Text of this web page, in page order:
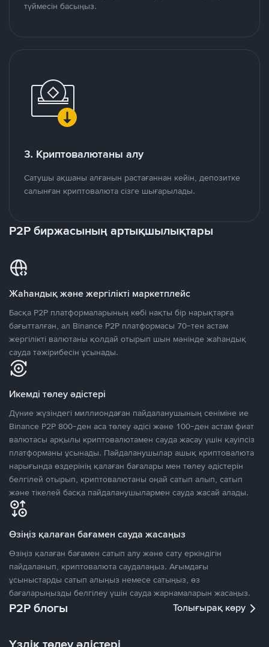
түймесін басыңыз.
3. Криптовалютаны алу
Сатушы ақшаны алғанын растағаннан кейін, депозитке
салынған криптовалюта сізге шығарылады.
P2P биржасының артықшылықтары
Жаһандық және жергілікті маркетплейс
Басқа P2P платформаларының көбі нақты бір нарықтарға
бағытталған, ал Binance P2P платформасы 70-тен астам
жергілікті валютаны қолдай отырып шын мәнінде жаһандық
сауда тәжірибесін ұсынады.
Икемді төлеу әдістері
Дүние жүзіндегі миллиондаған пайдаланушының сеніміне ие
Binance P2P 800-ден аса төлеу әдісі және 100-ден астам фиат
валютасы арқылы криптовалютамен сауда жасау үшін қауіпсіз
платформаны ұсынады. Пайдаланушылар ашық криптовалюта
нарығында өздерінің қалаған бағалары мен төлеу әдістерін
белгілей отырып, криптовалютаны оңай сатып алып, сатып
және тікелей басқа пайдаланушылармен сауда жасай алады.
Өзіңіз қалаған бағамен сауда жасаңыз
Өзіңіз қалаған бағамен сатып алу және сату еркіндігін
пайдаланып, криптовалюта саудалаңыз. Ағымдағы
ұсыныстарды сатып алыңыз немесе сатыңыз, өз
бағаларыңызды белгілеу үшін сауда жарнамаларын жасаңыз.
P2P блогы Толығырақ көру